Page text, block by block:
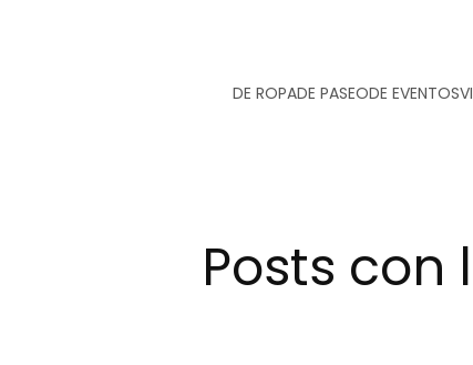
DE ROPADE PASEODE EVENTOS
Posts con